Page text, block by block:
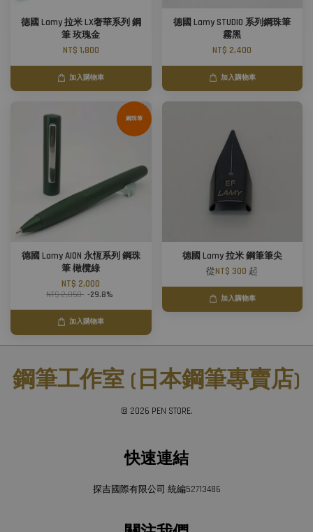
德國 Lamy 拉米 LX奢華系列 鋼
筆 玫瑰金
NT$ 1,800
加入購物車
德國 Lamy STUDIO 系列鋼珠筆
霧黑
NT$ 2,400
加入購物車
鋼珠筆
德國 Lamy AION 永恆系列 鋼珠
筆 橄欖綠
NT$ 2,000
NT$ 2,850 -29.8%
加入購物車
德國 Lamy 拉米 鋼筆筆尖
從NT$ 300 起
加入購物車
鋼筆工作室 (日本鋼筆專賣店)
© 2026 PEN STORE.
快速連結
探吉國際有限公司 統編52713486